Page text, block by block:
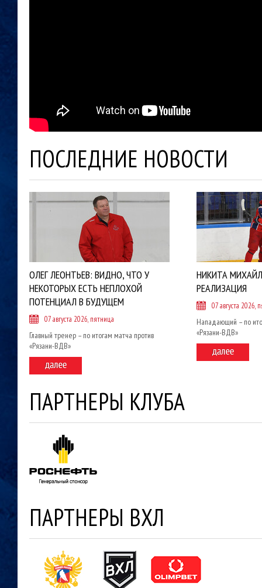
ПОСЛЕДНИЕ НОВОСТИ
ОЛЕГ ЛЕОНТЬЕВ: ВИДНО, ЧТО У
НЕКОТОРЫХ ЕСТЬ НЕПЛОХОЙ
ПОТЕНЦИАЛ В БУДУЩЕМ
07 августа 2026, пятница
Главный тренер – по итогам матча против
«Рязани-ВДВ»
НИКИТА
РЕАЛИЗАЦИЯ
07 августа 2026,
Нападающий – по
«Рязани-ВДВ»
ПАРТНЕРЫ КЛУБА
ПАРТНЕРЫ ВХЛ